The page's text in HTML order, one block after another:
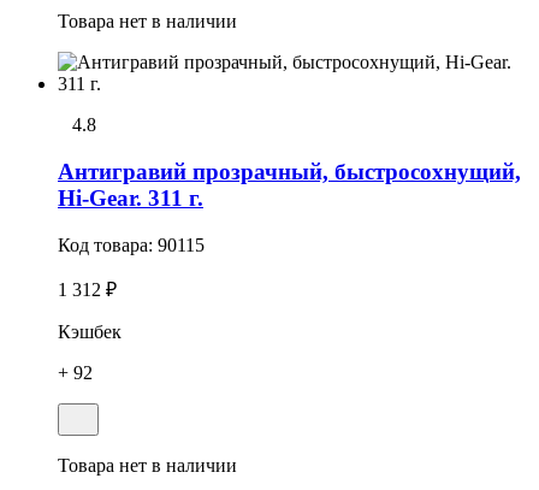
Товара нет в наличии
4.8
Антигравий прозрачный, быстросохнущий,
Hi-Gear. 311 г.
Код товара: 90115
1 312 ₽
Кэшбек
+ 92
Товара нет в наличии